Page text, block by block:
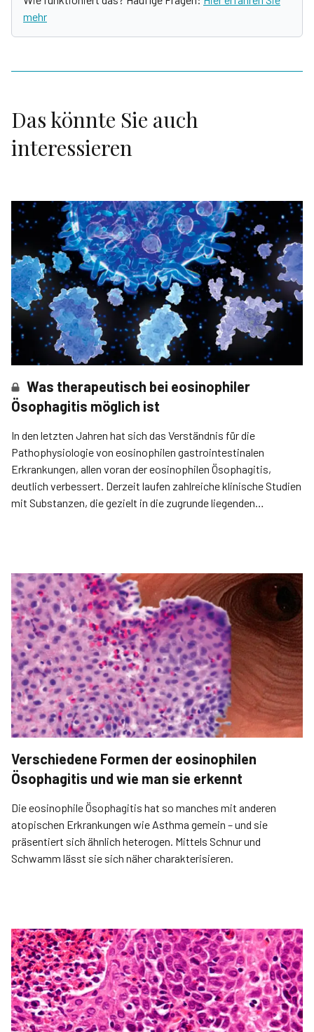
mehr
Das könnte Sie auch
interessieren
Was therapeutisch bei eosinophiler
Ösophagitis möglich ist
In den letzten Jahren hat sich das Verständnis für die
Pathophysiologie von eosinophilen gastrointestinalen
Erkrankungen, allen voran der eosinophilen Ösophagitis,
deutlich verbessert. Derzeit laufen zahlreiche klinische Studien
mit Substanzen, die gezielt in die zugrunde liegenden
Verschiedene Formen der eosinophilen
Ösophagitis und wie man sie erkennt
Die eosinophile Ösophagitis hat so ­manches mit anderen
atopischen Erkrankungen wie Asthma gemein – und sie
präsentiert sich ähnlich ­heterogen. Mittels Schnur und
Schwamm lässt sie sich näher charakterisieren.